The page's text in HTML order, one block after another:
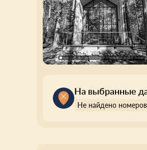
На выбранные
Не найдено